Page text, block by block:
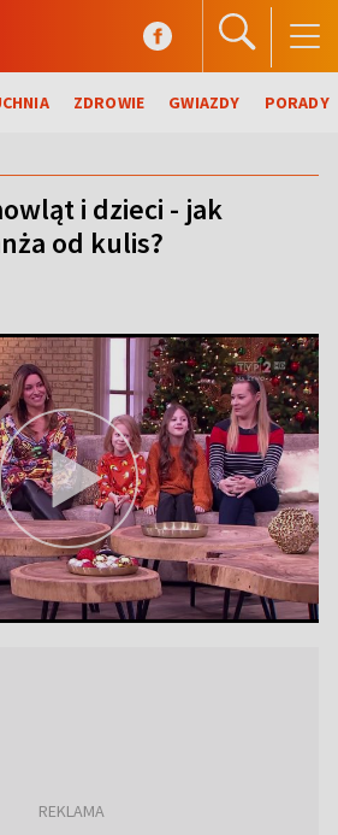
ZDROWIE GWIAZDY PORADY
i dzieci - jak
od kulis?